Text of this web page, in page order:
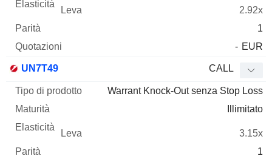
2.92x
1
- EUR
UN7T49 CALL
Warrant Knock-Out senza Stop Loss
Illimitato
3.15x
1